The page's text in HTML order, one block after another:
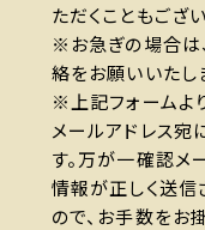
ただくこともござ
※お急ぎの場合は
絡をお願いいたし
※上記フォームよ
メールアドレス
す。万が一確認メ
情報が正しく送
ので、お手数をお